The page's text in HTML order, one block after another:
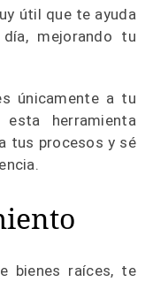
útil que te ayuda
mejorando tu
únicamente a tu
herramienta
tus procesos y sé
bienes raíces, te